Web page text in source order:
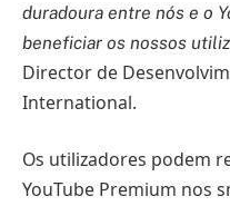
duradoura entre nós e o
beneficiar os nossos
Director de
International.
Os utilizadores podem
YouTube Premium nos